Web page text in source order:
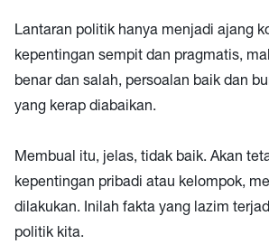
Lantaran politik hanya menjadi ajang
kepentingan sempit dan pragmatis,
benar dan salah, persoalan baik dan
yang kerap diabaikan.
Membual itu, jelas, tidak baik. Akan
kepentingan pribadi atau kelompok,
dilakukan. Inilah fakta yang lazim
politik kita.